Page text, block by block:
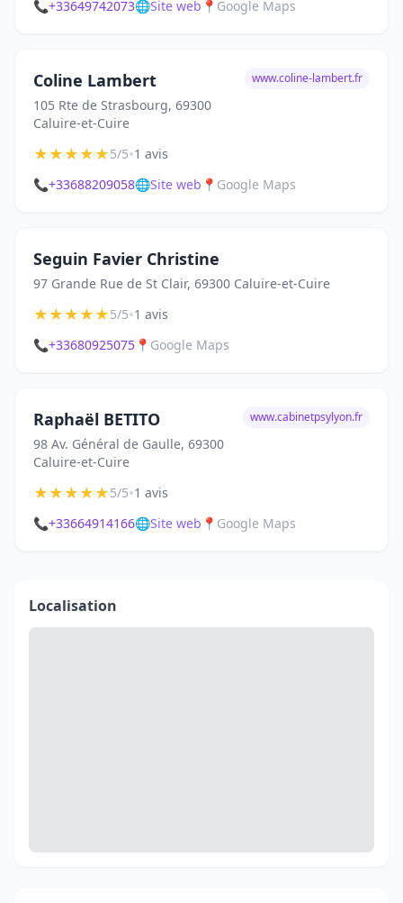
📞+33649742073🌐Site web 📍 Google Maps
Coline Lambert
105 Rte de Strasbourg, 69300
Caluire-et-Cuire
www.coline-lambert.fr
★★★★★5/5•1 avis
📞+33688209058🌐Site web 📍 Google Maps
Seguin Favier Christine
97 Grande Rue de St Clair, 69300 Caluire-et-Cuire
★★★★★5/5•1 avis
📞+33680925075 📍 Google Maps
Raphaël BETITO
98 Av. Général de Gaulle, 69300
Caluire-et-Cuire
www.cabinetpsylyon.fr
★★★★★5/5•1 avis
📞+33664914166🌐Site web 📍 Google Maps
Localisation